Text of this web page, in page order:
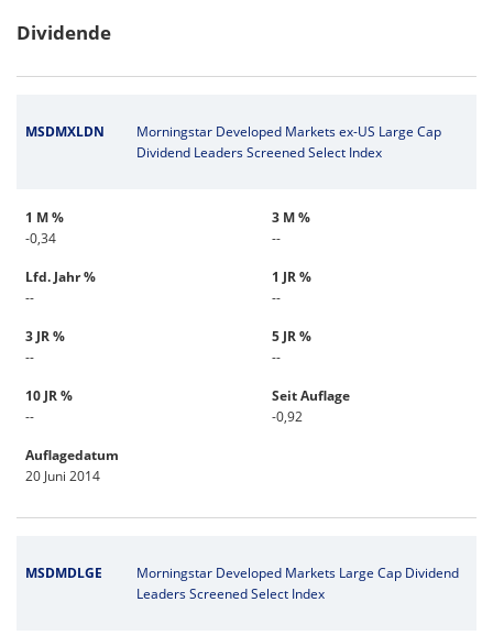
Dividende
MSDMXLDN
Morningstar Developed Markets ex-US Large Cap
Dividend Leaders Screened Select Index
1 M %
-0,34
3 M %
--
Lfd. Jahr %
--
1 JR %
--
3 JR %
--
5 JR %
--
10 JR %
--
Seit Auflage
-0,92
Auflagedatum
20 Juni 2014
MSDMDLGE
Morningstar Developed Markets Large Cap Dividend
Leaders Screened Select Index